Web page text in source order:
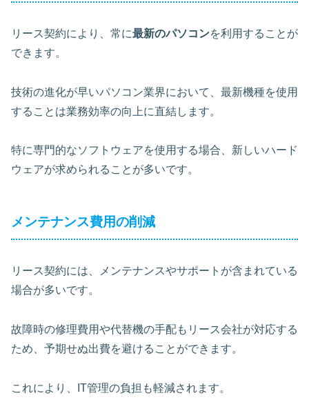
リース契約により、常に最新のパソコンを利用することが
できます。
技術の進化が早いパソコン業界において、最新機種を使用
することは業務効率の向上に直結します。
特に専門的なソフトウェアを使用する場合、新しいハード
ウェアが求められることが多いです。
メンテナンス費用の削減
リース契約には、メンテナンスやサポートが含まれている
場合が多いです。
故障時の修理費用や代替機の手配もリース会社が対応する
ため、予期せぬ出費を避けることができます。
これにより、IT管理の負担も軽減されます。